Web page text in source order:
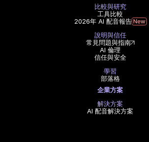
比較與研究
工具比較
2026年 AI 配音報告
說明與信任
常見問題與指南
AI 倫理
信任與安全
學習
部落格
企業方案
解決方案
AI 配音解決方案